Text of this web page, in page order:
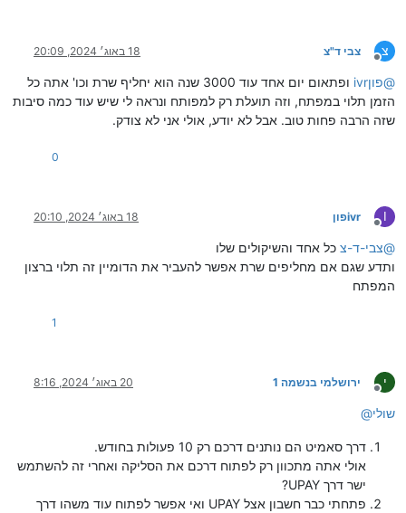
צ
מנותק
צבי ד"צ 18 באוג׳ 2024, 20:09
@ivrפון
ופתאום יום אחד עוד 3000 שנה הוא יחליף שרת וכו' אתה כל
הזמן תלוי במפתח, וזה תועלת רק למפותח ונראה לי שיש עוד כמה סיבות
שזה הרבה פחות טוב. אבל לא יודע, אולי אני לא צודק.
0
I
מנותק
ivrפון 18 באוג׳ 2024, 20:10
@צבי-ד-צ כל אחד והשיקולים שלו
ותדע שגם אם מחליפים שרת אפשר להעביר את הדומיין זה תלוי ברצון
המפתח
1
י
מנותק
ירושלמי בנשמה 1 20 באוג׳ 2024, 8:16
@שולי
דרך סאמיט הם נותנים דרכם רק 10 פעולות בחודש.
אולי אתה מתכוון רק לפתוח דרכם את הסליקה ואחרי זה להשתמש
ישר דרך UPAY?
פתחתי כבר חשבון אצל UPAY ואי אפשר לפתוח עוד משהו דרך